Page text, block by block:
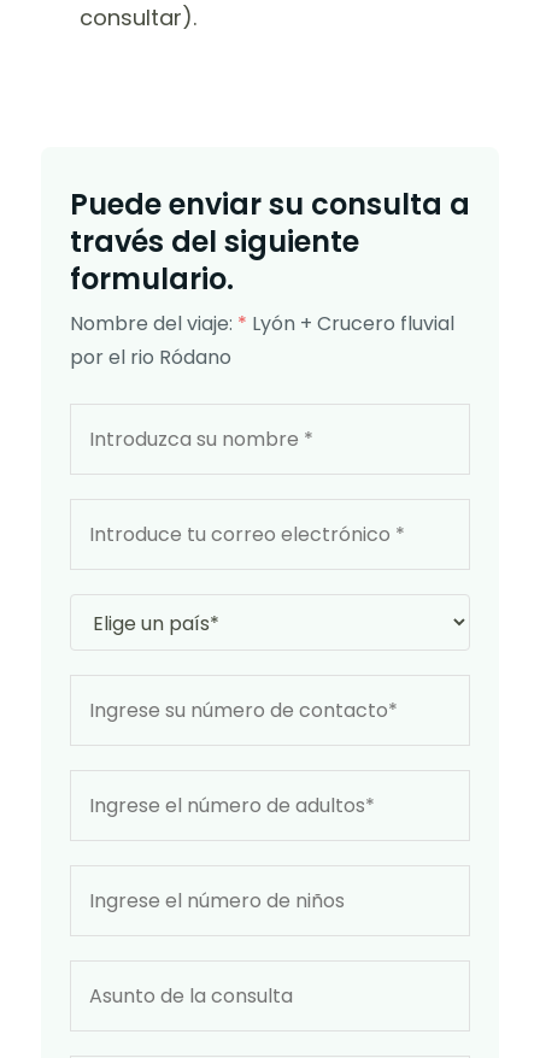
consultar).
Puede enviar su consulta a
través del siguiente
formulario.
Nombre del viaje: * Lyón + Crucero fluvial
por el rio Ródano